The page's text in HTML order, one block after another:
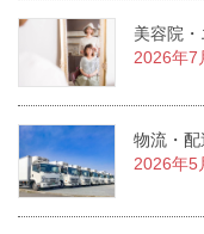
美容院・
2026年7
物流・配
2026年5